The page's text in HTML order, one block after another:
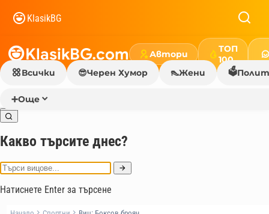
KlasikBG
KlasikBG.com Автори
ТОП
100
Всички
😎Черен Хумор 👠Жени 🗳️
➕Още
Какво търсите днес?
Натиснете Enter за търсене